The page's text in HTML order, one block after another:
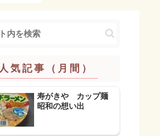
人気記事（月間）
寿がきや カップ麺
昭和の想い出